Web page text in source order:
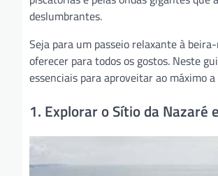
deslumbrantes.
Seja para um passeio relaxante à
oferecer para todos os gostos. Neste
essenciais para aproveitar ao máximo
1. Explorar o Sítio da Nazaré